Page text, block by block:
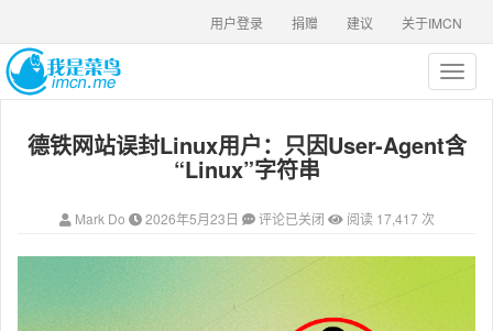
关于IMCN
建议
捐赠
用户登录
T
o
g
l
德铁网站误封Linux用户：只因User-Agent含
“Linux”字符串
Mark Do 2026年5月23日 评论已关闭 阅读 17,417 次